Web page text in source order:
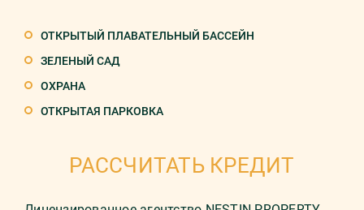
ОТКРЫТЫЙ ПЛАВАТЕЛЬНЫЙ БАССЕЙН
ЗЕЛЕНЫЙ САД
ОХРАНА
ОТКРЫТАЯ ПАРКОВКА
РАССЧИТАТЬ КРЕДИТ